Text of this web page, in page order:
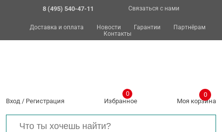
8 (495) 540-47-11 Связаться с нами
Доставка и оплата Новости Гарантии
Партнёрам
Контакты
Вход / Регистрация Избранное
0
Моя корзина
0